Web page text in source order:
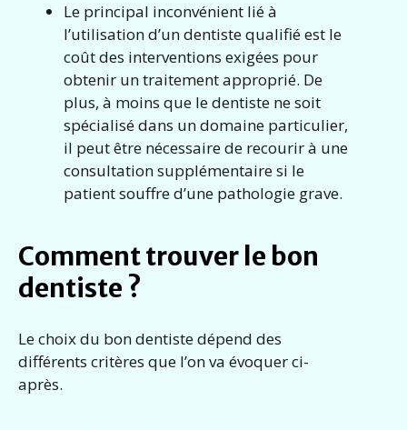
Le principal inconvénient lié à
l’utilisation d’un dentiste qualifié est le
coût des interventions exigées pour
obtenir un traitement approprié. De
plus, à moins que le dentiste ne soit
spécialisé dans un domaine particulier,
il peut être nécessaire de recourir à une
consultation supplémentaire si le
patient souffre d’une pathologie grave.
Comment trouver le bon
dentiste ?
Le choix du bon dentiste dépend des
différents critères que l’on va évoquer ci-
après.